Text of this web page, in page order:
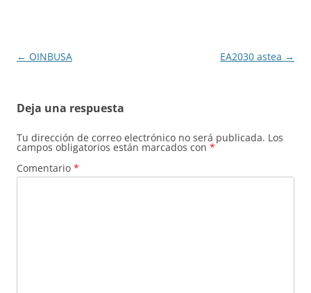
Navegación
← OINBUSA EA2030 astea →
Deja una respuesta
Tu dirección de correo electrónico no será publicada. Los
campos obligatorios están marcados con *
Comentario *